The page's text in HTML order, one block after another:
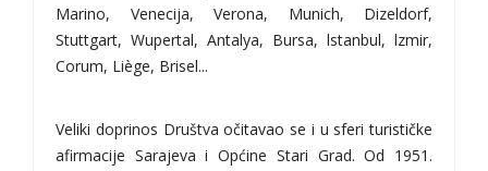
Marino, Venecija, Verona, Munich, Dizeldorf,
Stuttgart, Wupertal, Antalya, Bursa, lstanbul, lzmir,
Corum, Liège, Brisel...
Veliki doprinos Društva očitavao se i u sferi turističke
afirmacije Sarajeva i Općine Stari Grad. Od 1951.